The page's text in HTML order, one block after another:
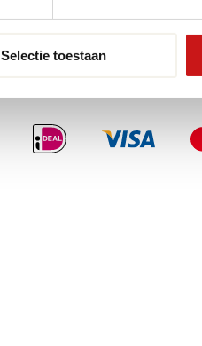
Selectie toestaan